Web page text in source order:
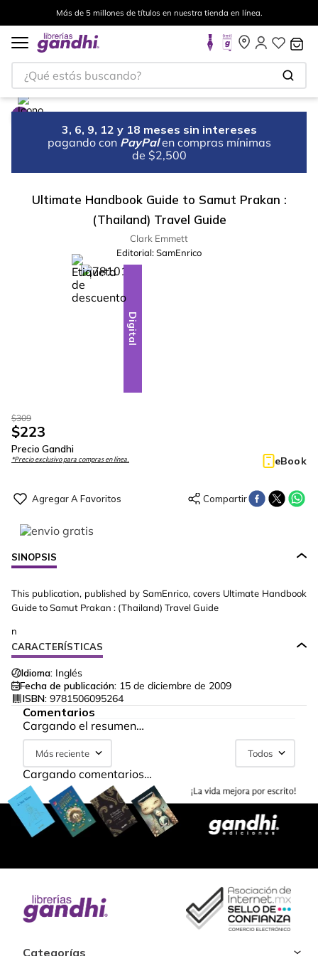
Más de 5 millones de títulos en nuestra tienda en línea.
¿Qué estás buscando?
3, 6, 9, 12 y 18 meses sin intereses
pagando con PayPal en compras mínimas
de $2,500
Ultimate Handbook Guide to Samut Prakan :
(Thailand) Travel Guide
Clark Emmett
Editorial:SamEnrico
-28%
Digital
$309
$223
Precio Gandhi
*Precio exclusivo para compras en línea. eBook
SINOPSIS
This publication, published by SamEnrico, covers Ultimate Handbook
Guide to Samut Prakan : (Thailand) Travel Guide
n
CARACTERÍSTICAS
Idioma: Inglés
Fecha de publicación: 15 de diciembre de 2009
ISBN: 9781506095264
Comentarios
Cargando el resumen…
Más reciente Todos
Cargando comentarios…
Categorías